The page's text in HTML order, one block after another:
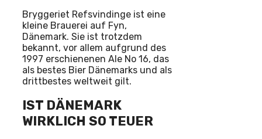
Bryggeriet Refsvindinge ist eine
kleine Brauerei auf Fyn,
Dänemark. Sie ist trotzdem
bekannt, vor allem aufgrund des
1997 erschienenen Ale No 16, das
als bestes Bier Dänemarks und als
drittbestes weltweit gilt.
IST DÄNEMARK
WIRKLICH SO TEUER